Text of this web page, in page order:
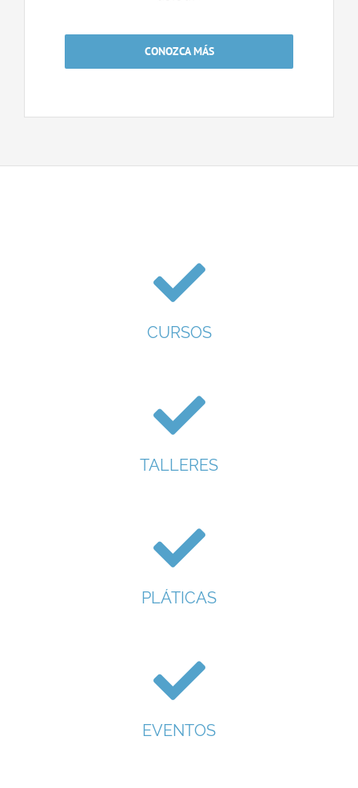
CONOZCA MÁS
CURSOS
TALLERES
PLÁTICAS
EVENTOS